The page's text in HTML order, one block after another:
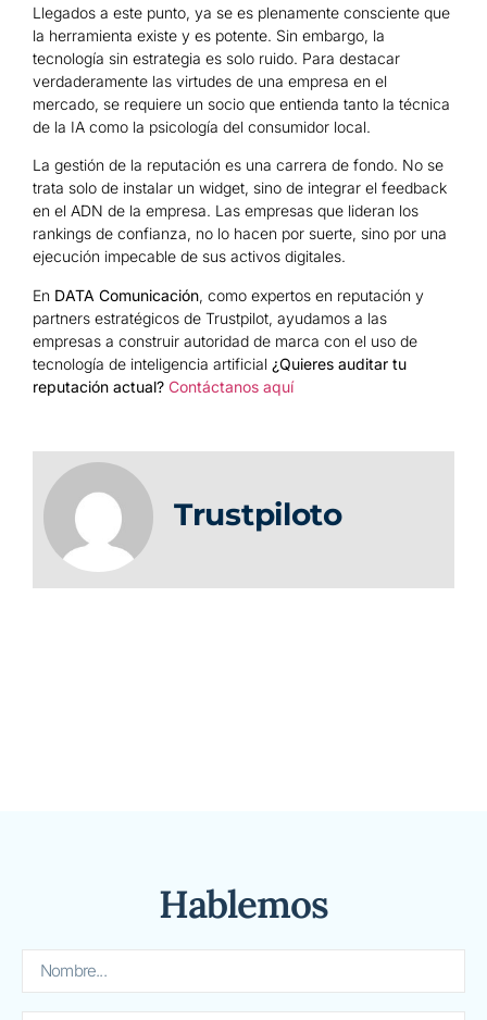
Llegados a este punto, ya se es plenamente consciente que
la herramienta existe y es potente. Sin embargo, la
tecnología sin estrategia es solo ruido. Para destacar
verdaderamente las virtudes de una empresa en el
mercado, se requiere un socio que entienda tanto la técnica
de la IA como la psicología del consumidor local.
La gestión de la reputación es una carrera de fondo. No se
trata solo de instalar un widget, sino de integrar el feedback
en el ADN de la empresa. Las empresas que lideran los
rankings de confianza, no lo hacen por suerte, sino por una
ejecución impecable de sus activos digitales.
En DATA Comunicación, como expertos en reputación y
partners estratégicos de Trustpilot, ayudamos a las
empresas a construir autoridad de marca con el uso de
tecnología de inteligencia artificial ¿Quieres auditar tu
reputación actual? Contáctanos aquí
Trustpiloto
Hablemos